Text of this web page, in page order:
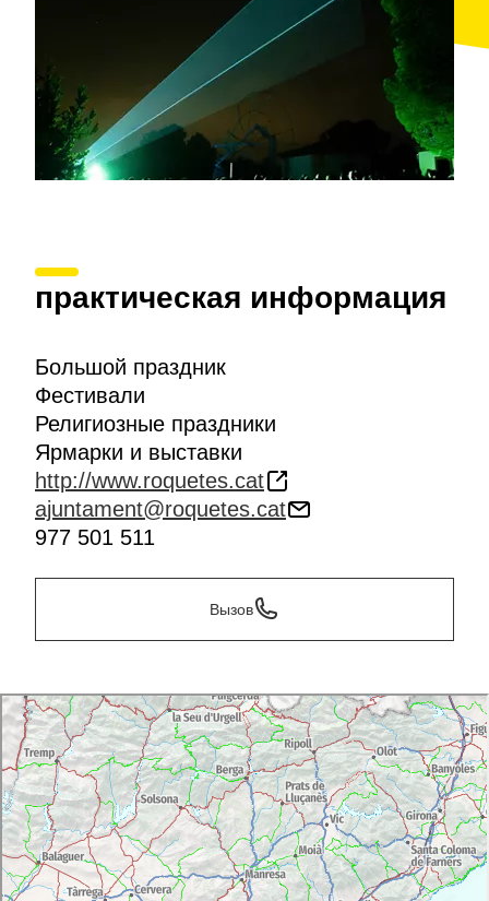
практическая информация
Большой праздник
Фестивали
Религиозные праздники
Ярмарки и выставки
http://www.roquetes.cat
ajuntament@roquetes.cat
977 501 511
Вызов